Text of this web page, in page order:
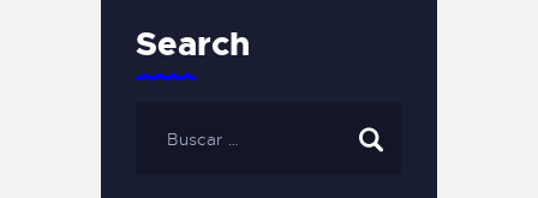
Search